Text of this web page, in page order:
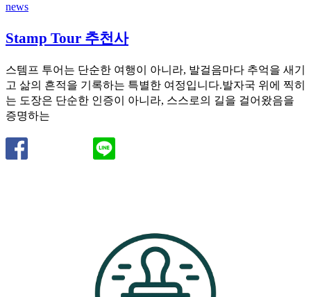
news
Stamp Tour 추천사
스템프 투어는 단순한 여행이 아니라, 발걸음마다 추억을 새기
고 삶의 흔적을 기록하는 특별한 여정입니다.발자국 위에 찍히
는 도장은 단순한 인증이 아니라, 스스로의 길을 걸어왔음을
증명하는